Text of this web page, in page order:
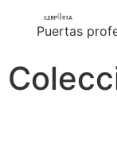
Puertas